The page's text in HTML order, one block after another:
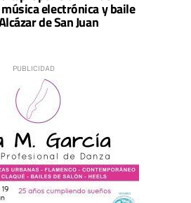
electrónica y baile
de San Juan